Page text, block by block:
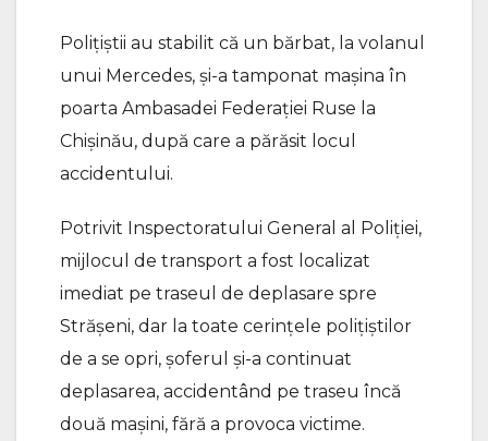
Polițiștii au stabilit că un bărbat, la volanul
unui Mercedes, și-a tamponat mașina în
poarta Ambasadei Federației Ruse la
Chișinău, după care a părăsit locul
accidentului.
Potrivit Inspectoratului General al Poliției,
mijlocul de transport a fost localizat
imediat pe traseul de deplasare spre
Strășeni, dar la toate cerințele polițiștilor
de a se opri, șoferul și-a continuat
deplasarea, accidentând pe traseu încă
două mașini, fără a provoca victime.